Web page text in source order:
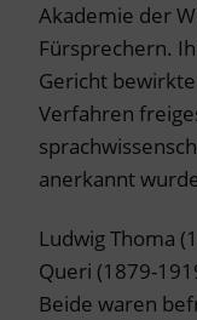
Akademie der
Fürsprechern.
Gericht
Verfahren
anerkannt
Ludwig Thoma
Queri (1879-
Beide waren